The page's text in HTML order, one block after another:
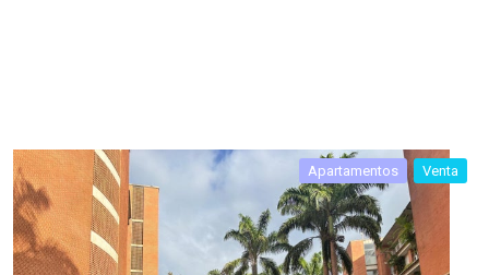
Apartamentos Venta